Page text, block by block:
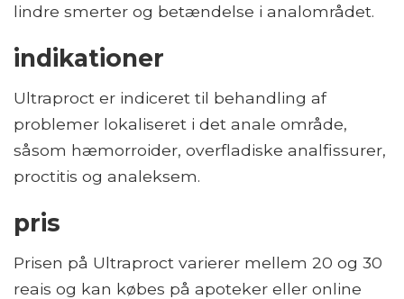
lindre smerter og betændelse i analområdet.
indikationer
Ultraproct er indiceret til behandling af
problemer lokaliseret i det anale område,
såsom hæmorroider, overfladiske analfissurer,
proctitis og analeksem.
pris
Prisen på Ultraproct varierer mellem 20 og 30
reais og kan købes på apoteker eller online